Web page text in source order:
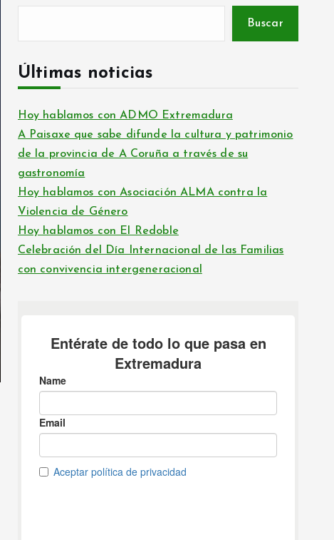
Buscar
Últimas noticias
Hoy hablamos con ADMO Extremadura
A Paisaxe que sabe difunde la cultura y patrimonio
de la provincia de A Coruña a través de su
gastronomía
Hoy hablamos con Asociación ALMA contra la
Violencia de Género
Hoy hablamos con El Redoble
Celebración del Día Internacional de las Familias
con convivencia intergeneracional